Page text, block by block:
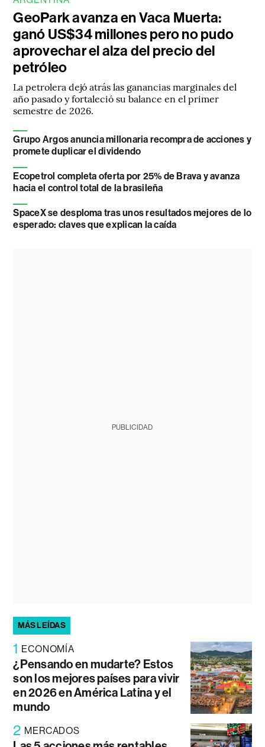
GeoPark avanza en Vaca Muerta:
ganó US$34 millones pero no pudo
aprovechar el alza del precio del
petróleo
La petrolera dejó atrás las ganancias marginales del
año pasado y fortaleció su balance en el primer
semestre de 2026.
Grupo Argos anuncia millonaria recompra de acciones y
promete duplicar el dividendo
Ecopetrol completa oferta por 25% de Brava y avanza
hacia el control total de la brasileña
SpaceX se desploma tras unos resultados mejores de lo
esperado: claves que explican la caída
PUBLICIDAD
MÁS LEÍDAS
1 ECONOMÍA
¿Pensando en mudarte? Estos
son los mejores países para vivir
en 2026 en América Latina y el
mundo
2 MERCADOS